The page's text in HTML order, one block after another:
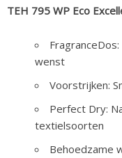
TEH 795 WP Eco
wenst
Voorstrijken:
Perfect Dry:
textielsoorten
Behoedzame